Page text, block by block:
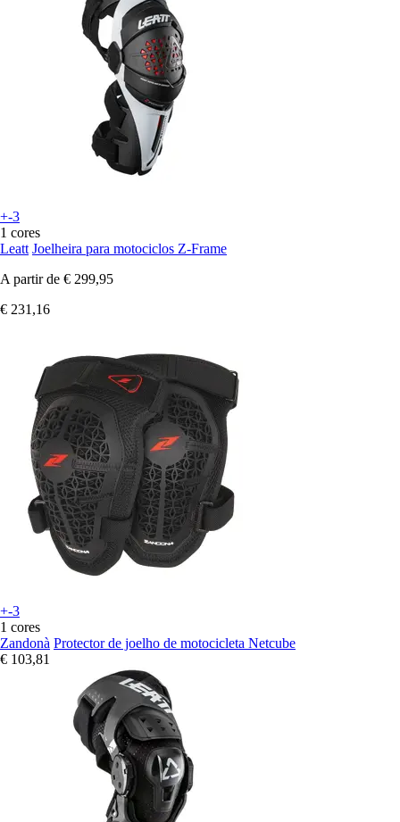
+-3
1 cores
Leatt Joelheira para motociclos Z-Frame
A partir de € 299,95
€ 231,16
+-3
1 cores
Zandonà Protector de joelho de motocicleta Netcube
€ 103,81